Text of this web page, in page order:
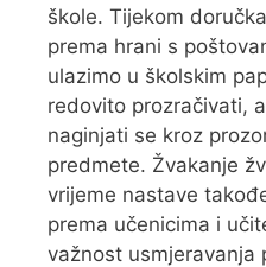
škole. Tijekom
prema hrani s
ulazimo u školskim
redovito prozračivati,
naginjati se kroz
predmete. Žvakanje
vrijeme nastave
prema učenicima i
važnost usmjeravanja